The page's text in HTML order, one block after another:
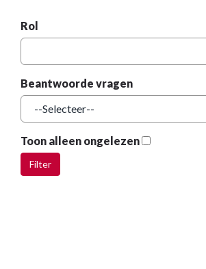
Rol
Beantwoorde vragen
Toon alleen ongelezen
Filter